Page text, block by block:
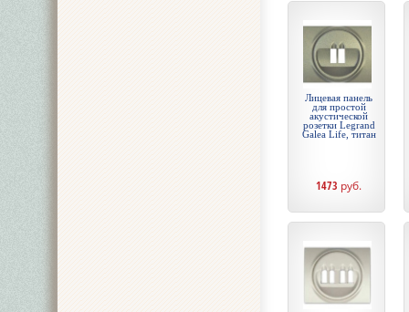
Лицевая панель
для простой
акустической
розетки Legrand
Galea Life, титан
1473 руб.